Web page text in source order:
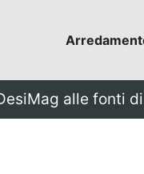
alle fonti